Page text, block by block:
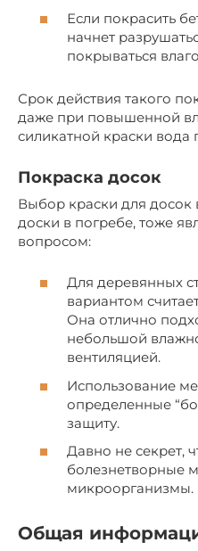
Если покрасить
начнет
покрываться
Срок действия такого
даже при повышенной
силикатной краски вода
Покраска досок
Выбор краски для досок
доски в погребе, тоже
вопросом:
Для деревянных
вариантом
Она отлично
небольшой
вентиляцией.
Использование
определенные
защиту.
Давно не секрет,
болезнетворные
микроорганизмы.
Общая